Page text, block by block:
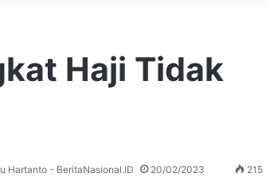
Haji Tidak
Hartanto - BeritaNasional.ID 20/02/2023 215